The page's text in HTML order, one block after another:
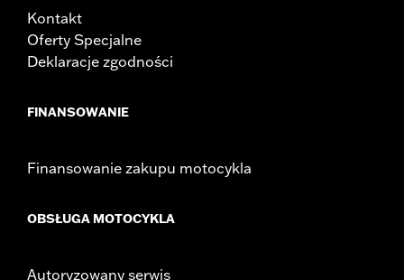
Kontakt
Oferty Specjalne
Deklaracje zgodności
FINANSOWANIE
Finansowanie zakupu motocykla
OBSŁUGA MOTOCYKLA
Autoryzowany serwis